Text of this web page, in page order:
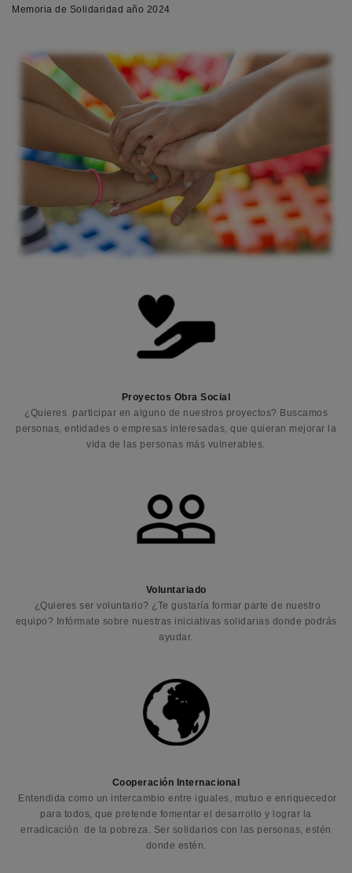
Memoria de Solidaridad año 2024
Proyectos Obra Social
¿Quieres participar en alguno de nuestros proyectos? Buscamos
personas, entidades o empresas interesadas, que quieran mejorar la
vida de las personas más vulnerables.
Voluntariado
¿Quieres ser voluntario? ¿Te gustaría formar parte de nuestro
equipo? Infórmate sobre nuestras iniciativas solidarias donde podrás
ayudar.
Cooperación Internacional
Entendida como un intercambio entre iguales, mutuo e enriquecedor
para todos, que pretende fomentar el desarrollo y lograr la
erradicación de la pobreza. Ser solidarios con las personas, estén
donde estén.